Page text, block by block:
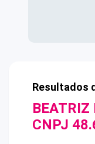
Resultados
BEATRIZ
CNPJ